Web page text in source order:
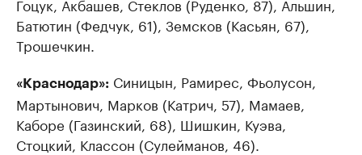
Батютин (Федчук, 61), Земсков (Касьян, 67),
Трошечкин.
«Краснодар»: Синицын, Рамирес, Фьолусон,
Мартынович, Марков (Катрич, 57), Мамаев,
Каборе (Газинский, 68), Шишкин, Куэва,
Стоцкий, Классон (Сулейманов, 46).